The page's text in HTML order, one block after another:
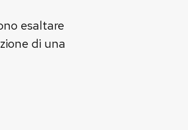
esaltare
di una